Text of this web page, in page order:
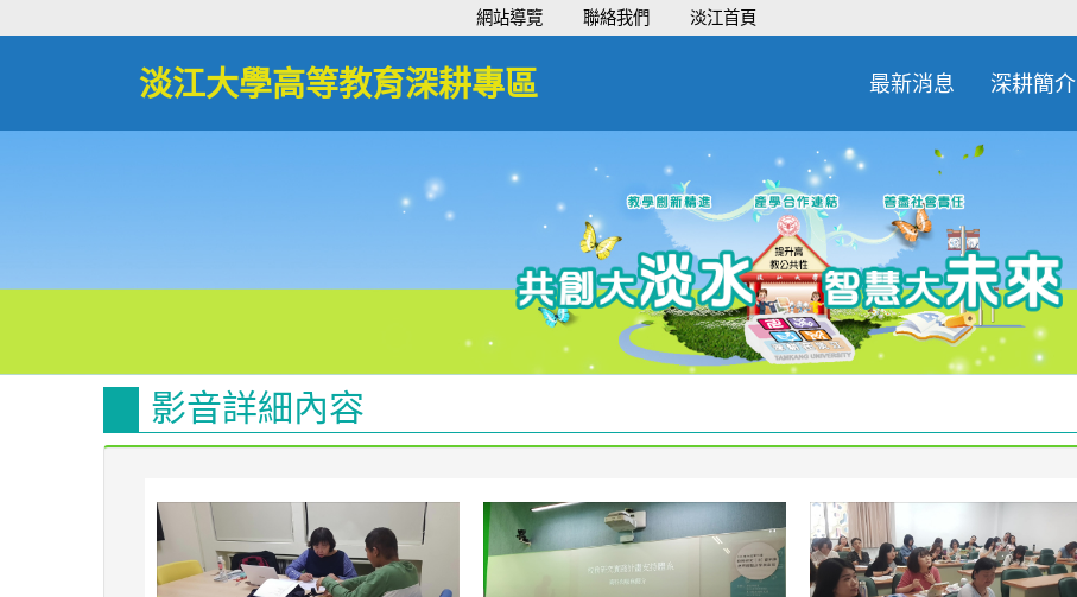
網站導覽 聯絡我們 淡江首頁
淡江大學高等教育深耕專區 最新消息 深耕簡介
影音詳細內容